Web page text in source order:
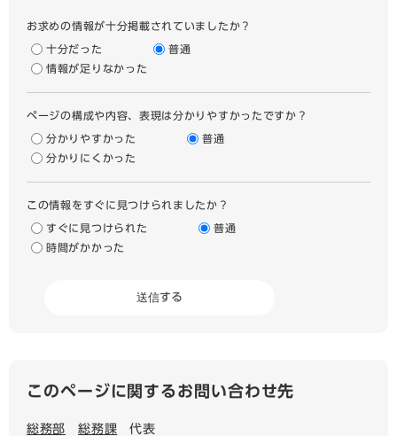
お求めの情報が十分掲載されていましたか？
十分だった
普通
情報が足りなかった
ページの構成や内容、表現は分かりやすかったですか？
分かりやすかった
普通
分かりにくかった
この情報をすぐに見つけられましたか？
すぐに見つけられた
普通
時間がかかった
このページに関するお問い合わせ先
総務部 総務課 代表